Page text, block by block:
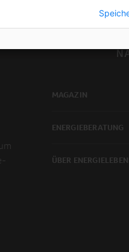
MAGAZIN
ENERGIEBERATUNG
ÜBER ENERGIELEBEN